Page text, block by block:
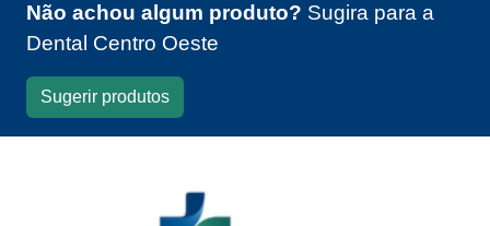
Não achou algum produto? Sugira para a
Dental Centro Oeste
Sugerir produtos